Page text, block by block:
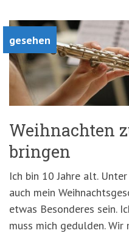
gesehen
Weihnachten
bringen
Ich bin 10 Jahre alt.
auch mein
etwas Besonderes sein.
muss mich gedulden.